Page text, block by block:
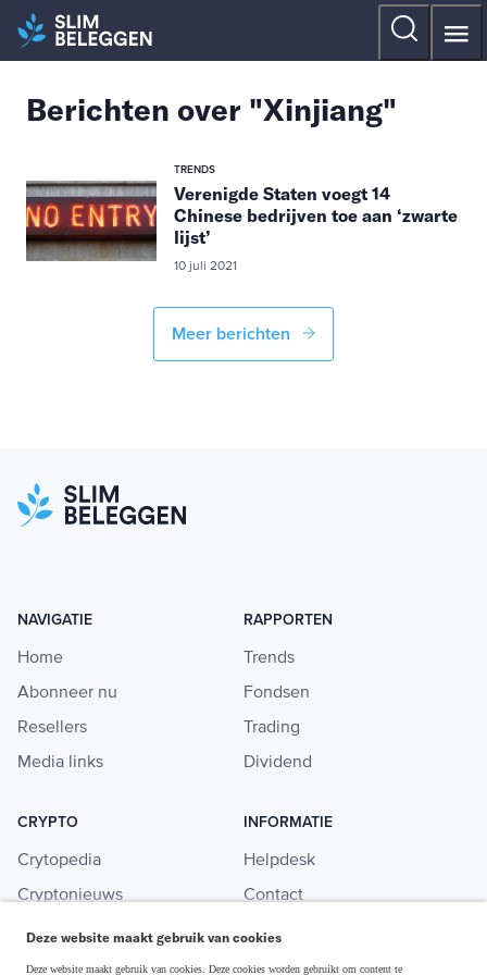
Berichten over "Xinjiang"
TRENDS
Verenigde Staten voegt 14
Chinese bedrijven toe aan ‘zwarte
lijst’
10 juli 2021
Meer berichten
NAVIGATIE
Home
Abonneer nu
Resellers
Media links
RAPPORTEN
Trends
Fondsen
Trading
Dividend
CRYPTO
Crytopedia
Cryptonieuws
Crypto koopgids
Investeren in crypto
INFORMATIE
Helpdesk
Contact
Adverteren
Deze website maakt gebruik van cookies
Deze website maakt gebruik van cookies. Deze cookies worden gebruikt om content te